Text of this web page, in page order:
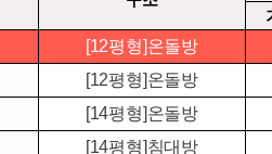
[12평형]온돌방
[12평형]온돌방
[14평형]온돌방
[14평형]침대방